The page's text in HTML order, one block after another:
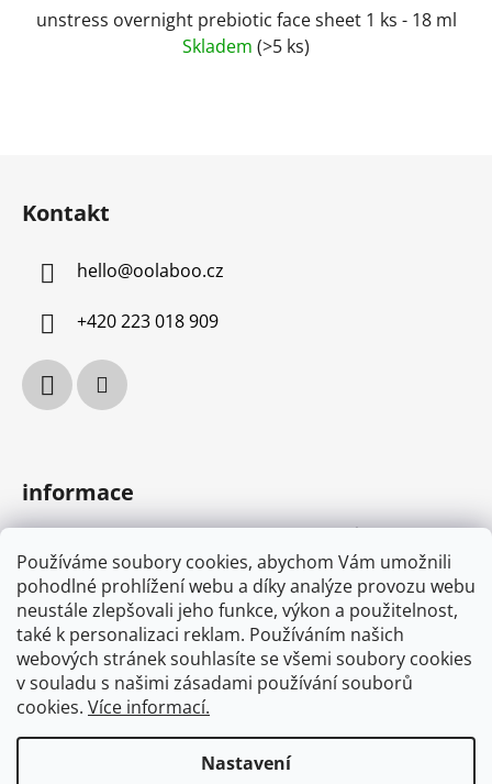
Používáme soubory cookies, abychom Vám umožnili
pohodlné prohlížení webu a díky analýze provozu webu
neustále zlepšovali jeho funkce, výkon a použitelnost,
také k personalizaci reklam. Používáním našich
webových stránek souhlasíte se všemi soubory cookies
v souladu s našimi zásadami používání souborů
cookies. Více informací.
Nastavení
unstress overnight prebiotic face sheet 1 ks - 18 ml
Skladem (>5 ks)
Kontakt
hello@oolaboo.cz
+420 223 018 909
informace
podmínky ochrany osobních údajů
obchodní podmínky
MYONE s.r.o.
náš příběh
osvědčení